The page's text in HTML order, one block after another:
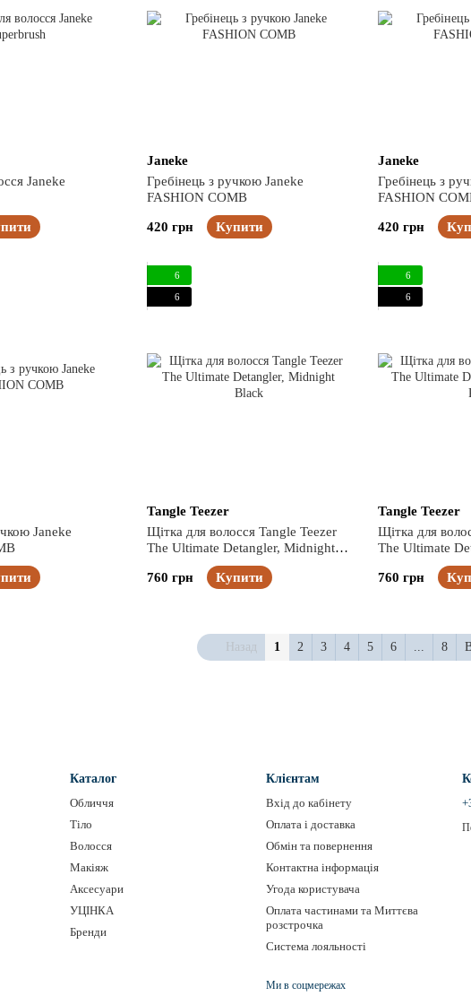
Janeke
Janeke
Гребінець з ручкою Janeke
FASHION COMB
420 грн Купити
Janeke
Гребінець з
FASHION
420 грн
Janeke
6
6
Tangle Teezer
Щітка для волосся Tangle Teezer
The Ultimate Detangler, Midnight
760 грн
Купити
6
6
Tangle Teezer
Щітка для
The Ultimate
760 грн
Назад 1 2 3 4 5 6 ... 8
Каталог
Обличчя
Тіло
Волосся
Макіяж
Аксесуари
УЦІНКА
Бренди
Клієнтам
Вхід до кабінету
Оплата і доставка
Обмін та повернення
Контактна інформація
Угода користувача
Оплата частинами та Миттєва
розстрочка
Система лояльності
Ми в соцмережах